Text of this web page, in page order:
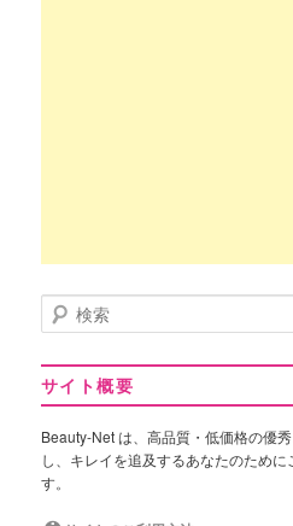
検
索
サイト概要
Beauty-Net は、高品質・低価格の優
し、キレイを追及するあなたのため
す。